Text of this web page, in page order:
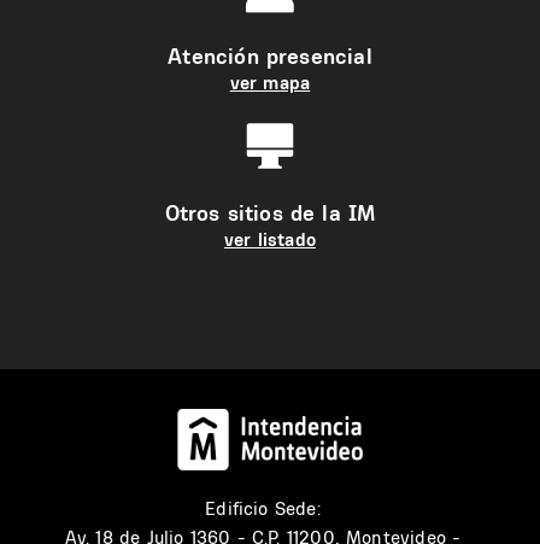
Atención presencial
ver mapa
Otros sitios de la IM
ver listado
Edificio Sede:
Av. 18 de Julio 1360 - C.P. 11200, Montevideo -